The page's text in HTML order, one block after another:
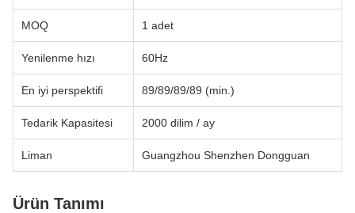
MOQ 1 adet
Yenilenme hızı 60Hz
En iyi perspektifi 89/89/89/89 (min.)
Tedarik Kapasitesi 2000 dilim / ay
Liman Guangzhou Shenzhen Dongguan
Ürün Tanımı